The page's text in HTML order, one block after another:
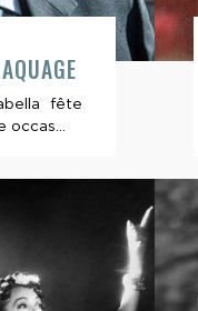
fête
occas...